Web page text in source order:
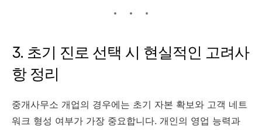
3. 초기 진로 선택 시 현실적인 고려사
항 정리
중개사무소 개업의 경우에는 초기 자본 확보와 고객 네트
워크 형성 여부가 가장 중요합니다. 개인의 영업 능력과